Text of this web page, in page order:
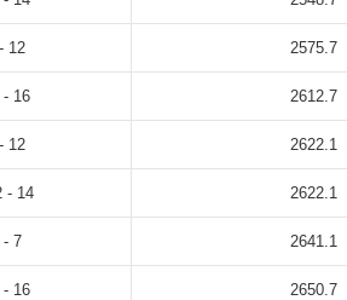
12 2575.7
16 2612.7
12 2622.1
- 14 2622.1
- 7 2641.1
16 2650.7